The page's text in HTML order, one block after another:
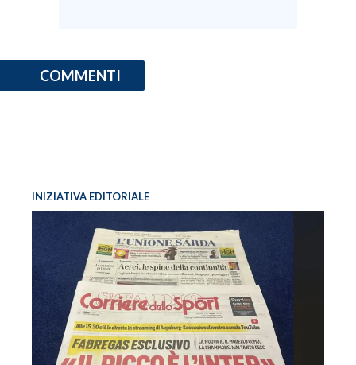
COMMENTI
INIZIATIVA EDITORIALE